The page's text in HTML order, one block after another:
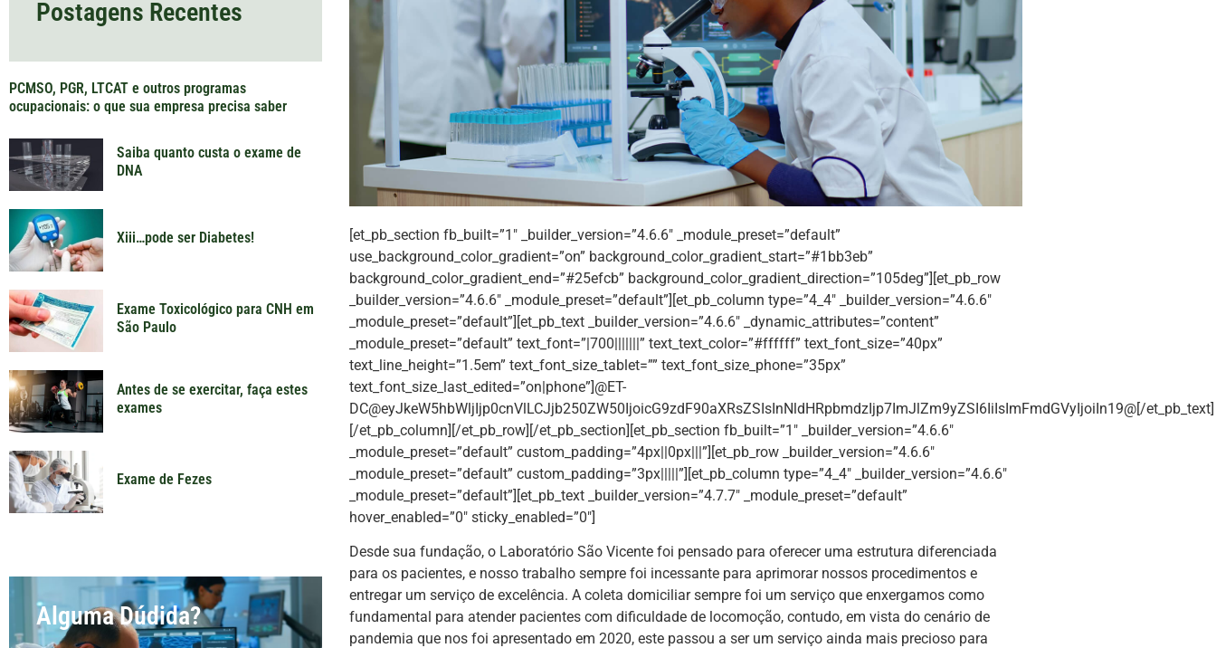
Postagens Recentes
PCMSO, PGR, LTCAT e outros programas
ocupacionais: o que sua empresa precisa saber
Saiba quanto custa o exame de
DNA
Xiii…pode ser Diabetes!
Exame Toxicológico para CNH em
São Paulo
Antes de se exercitar, faça estes
exames
Exame de Fezes
Alguma Dúdida?
[et_pb_section fb_built=”1″ _builder_version=”4.6.6″ _module_preset=”default”
use_background_color_gradient=”on” background_color_gradient_start=”#1bb3eb”
background_color_gradient_end=”#25efcb” background_color_gradient_direction=”105deg”][et_pb_row
_builder_version=”4.6.6″ _module_preset=”default”][et_pb_column type=”4_4″ _builder_version=”4.6.6″
_module_preset=”default”][et_pb_text _builder_version=”4.6.6″ _dynamic_attributes=”content”
_module_preset=”default” text_font=”|700|||||||” text_text_color=”#ffffff” text_font_size=”40px”
text_line_height=”1.5em” text_font_size_tablet=”” text_font_size_phone=”35px”
text_font_size_last_edited=”on|phone”]@ET-
DC@eyJkeW5hbWljIjp0cnVlLCJjb250ZW50IjoicG9zdF90aXRsZSIsInNldHRpbmdzIjp7ImJlZm9yZSI6IiIsImFmdGVyIjoiIn19@[/et_pb_text]
[/et_pb_column][/et_pb_row][/et_pb_section][et_pb_section fb_built=”1″ _builder_version=”4.6.6″
_module_preset=”default” custom_padding=”4px||0px|||”][et_pb_row _builder_version=”4.6.6″
_module_preset=”default” custom_padding=”3px|||||”][et_pb_column type=”4_4″ _builder_version=”4.6.6″
_module_preset=”default”][et_pb_text _builder_version=”4.7.7″ _module_preset=”default”
hover_enabled=”0″ sticky_enabled=”0″]
Desde sua fundação, o Laboratório São Vicente foi pensado para oferecer uma estrutura diferenciada
para os pacientes, e nosso trabalho sempre foi incessante para aprimorar nossos procedimentos e
entregar um serviço de excelência. A coleta domiciliar sempre foi um serviço que enxergamos como
fundamental para atender pacientes com dificuldade de locomoção, contudo, em vista do cenário de
pandemia que nos foi apresentado em 2020, este passou a ser um serviço ainda mais precioso para